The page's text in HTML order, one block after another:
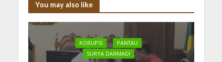
You may also like
KORUPSI
PANTAU
SURYA DARMADI